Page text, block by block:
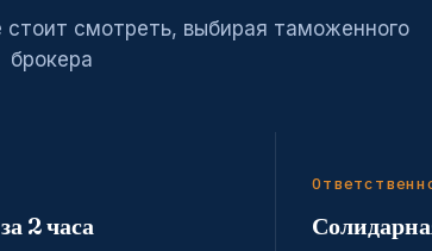
стоит смотреть, выбирая таможенного
брокера
2 часа